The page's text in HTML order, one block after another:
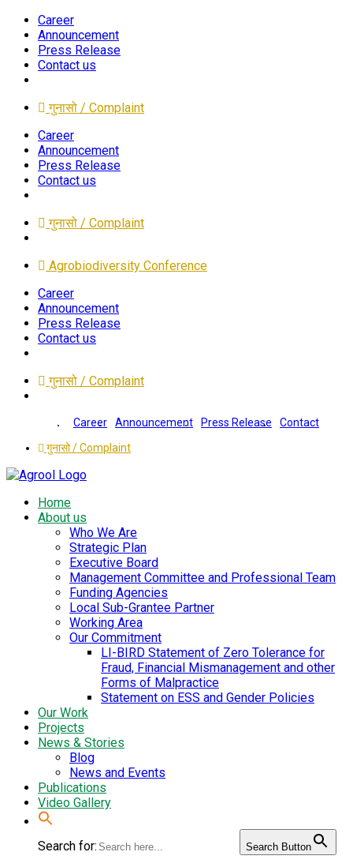
Career
Announcement
Press Release
Contact us
गुनासो / Complaint
Career
Announcement
Press Release
Contact us
गुनासो / Complaint
Agrobiodiversity Conference
Career
Announcement
Press Release
Contact us
गुनासो / Complaint
Career Announcement Press Release
Contact
गुनासो / Complaint
Home
About us
Who We Are
Strategic Plan
Executive Board
Management Committee and Professional Team
Funding Agencies
Local Sub-Grantee Partner
Working Area
Our Commitment
LI-BIRD Statement of Zero Tolerance for
Fraud, Financial Mismanagement and other
Forms of Malpractice
Statement on ESS and Gender Policies
Our Work
Projects
News & Stories
Blog
News and Events
Publications
Video Gallery
Search for: Search Button